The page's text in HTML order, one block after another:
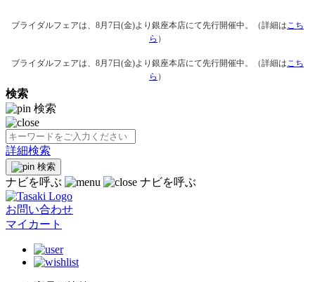
ブライダルフェアは、8月7日(金)より銀座本店にて先行開催中。（詳細はこち
ら ）
ブライダルフェアは、8月7日(金)より銀座本店にて先行開催中。（詳細はこち
ら ）
検索
検索
詳細検索
検索
ナビを呼ぶ ナビを呼ぶ
お問い合わせ
マイカート